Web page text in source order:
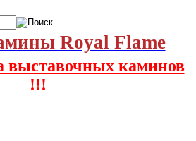
Royal Flame
выставочных каминов
!!!